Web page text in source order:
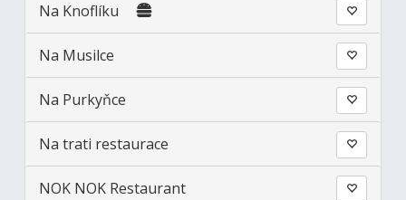
Na Knoflíku
Na Musilce
Na Purkyňce
Na trati restaurace
NOK NOK Restaurant